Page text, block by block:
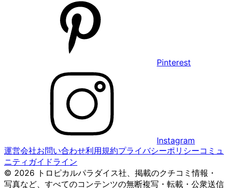
Pinterest
Instagram
運営会社お問い合わせ利用規約プライバシーポリシーコミュ
ニティガイドライン
© 2026 トロピカルパラダイス社、掲載のクチコミ情報・
写真など、すべてのコンテンツの無断複写・転載・公衆送信